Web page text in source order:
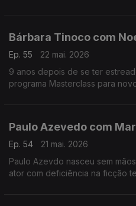
Bárbara Tinoco com
Ep. 55
22 mai. 2026
9 anos depois de se ter
programa Masterclass para
Paulo Azevedo com
Ep. 54
21 mai. 2026
Paulo Azevdo nasceu sem
ator com deficiência na ficção